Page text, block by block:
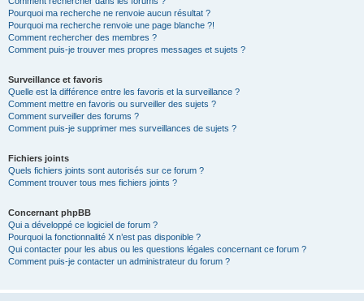
Pourquoi ma recherche ne renvoie aucun résultat ?
Pourquoi ma recherche renvoie une page blanche ?!
Comment rechercher des membres ?
Comment puis-je trouver mes propres messages et sujets ?
Surveillance et favoris
Quelle est la différence entre les favoris et la surveillance ?
Comment mettre en favoris ou surveiller des sujets ?
Comment surveiller des forums ?
Comment puis-je supprimer mes surveillances de sujets ?
Fichiers joints
Quels fichiers joints sont autorisés sur ce forum ?
Comment trouver tous mes fichiers joints ?
Concernant phpBB
Qui a développé ce logiciel de forum ?
Pourquoi la fonctionnalité X n’est pas disponible ?
Qui contacter pour les abus ou les questions légales concernant ce forum ?
Comment puis-je contacter un administrateur du forum ?